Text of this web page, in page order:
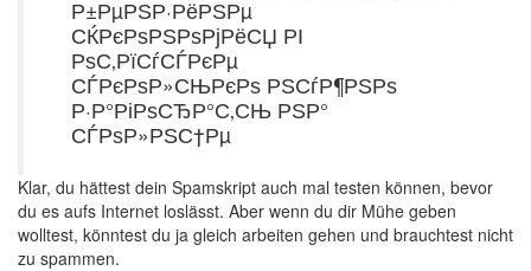
Р±РµРЅР·РёРЅРµ
СЌРєРѕРЅРѕРјРёСЏ РІ
РѕС‚РїСѓСЃРєРµ
СЃРєРѕР»СЊРєРѕ РЅСѓР¶РЅРѕ
Р·Р°РіРѕСЂР°С‚СЊ РЅР°
СЃРѕР»РЅС†Рµ
Klar, du hättest dein Spamskript auch mal testen können, bevor
du es aufs Internet loslässt. Aber wenn du dir Mühe geben
wolltest, könntest du ja gleich arbeiten gehen und brauchtest nicht
zu spammen.